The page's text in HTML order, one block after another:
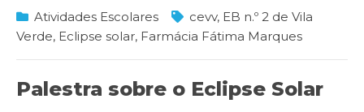
Atividades Escolares cevv, EB n.º 2 de Vila
Verde, Eclipse solar, Farmácia Fátima Marques
Palestra sobre o Eclipse Solar